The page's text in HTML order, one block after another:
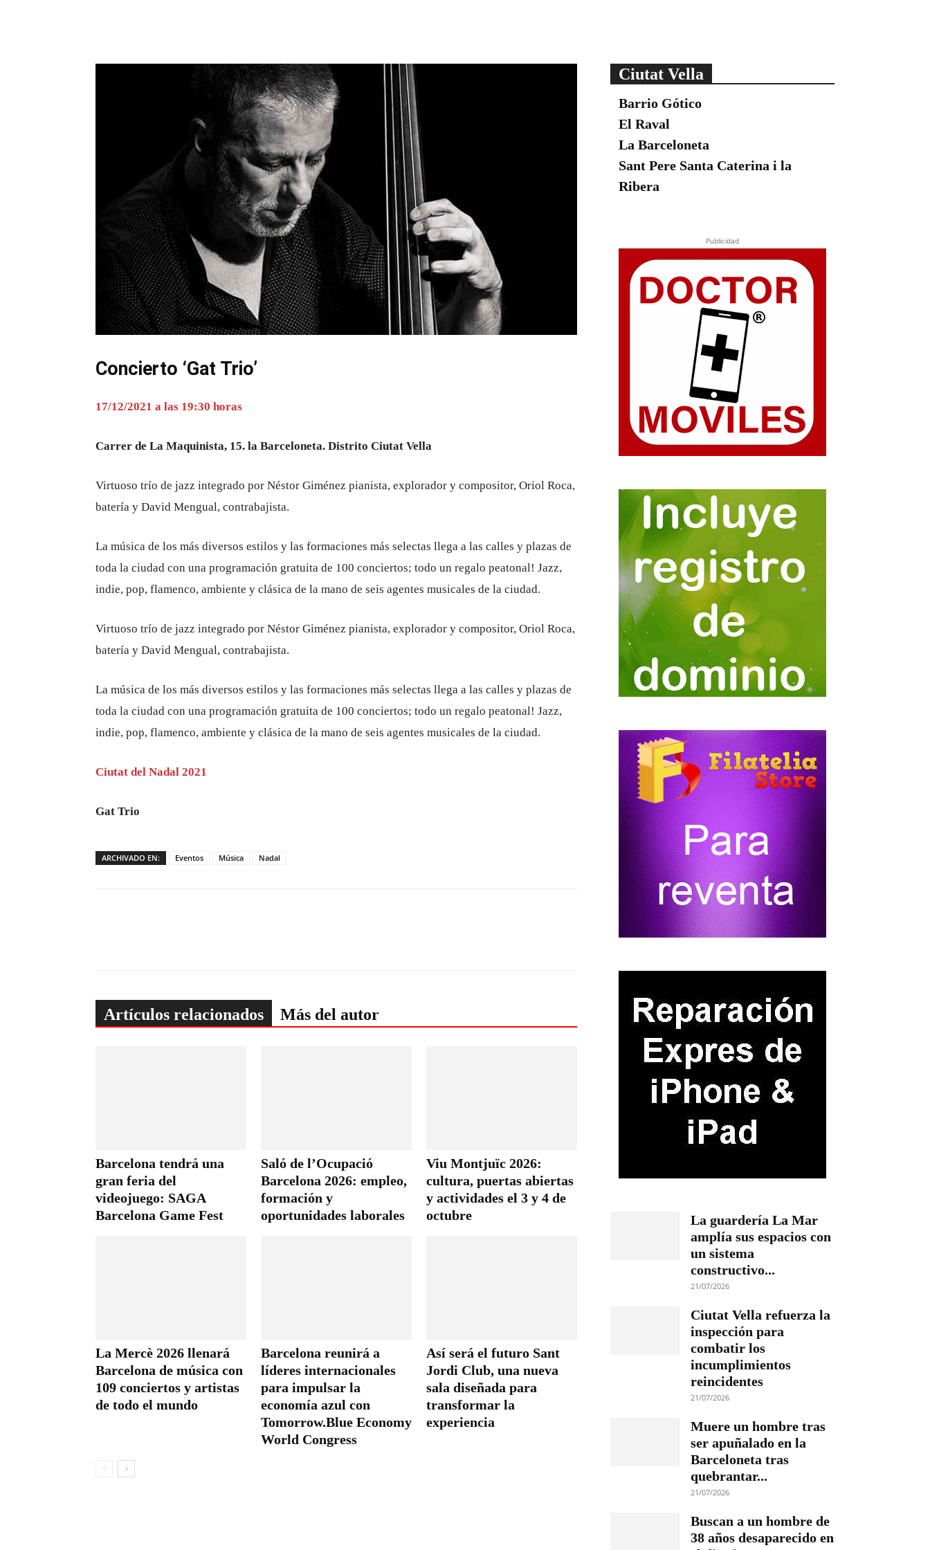
Concierto ‘Gat Trio’
17/12/2021 a las 19:30 horas
Carrer de La Maquinista, 15. la Barceloneta. Distrito Ciutat Vella
Virtuoso trío de jazz integrado por Néstor Giménez pianista, explorador y compositor, Oriol Roca,
batería y David Mengual, contrabajista.
La música de los más diversos estilos y las formaciones más selectas llega a las calles y plazas de
toda la ciudad con una programación gratuita de 100 conciertos; todo un regalo peatonal! Jazz,
indie, pop, flamenco, ambiente y clásica de la mano de seis agentes musicales de la ciudad.
Virtuoso trío de jazz integrado por Néstor Giménez pianista, explorador y compositor, Oriol Roca,
batería y David Mengual, contrabajista.
La música de los más diversos estilos y las formaciones más selectas llega a las calles y plazas de
toda la ciudad con una programación gratuita de 100 conciertos; todo un regalo peatonal! Jazz,
indie, pop, flamenco, ambiente y clásica de la mano de seis agentes musicales de la ciudad.
Ciutat del Nadal 2021
Gat Trio
ARCHIVADO EN: Eventos Música Nadal
Artículos relacionados Más del autor
Barcelona tendrá una
gran feria del
videojuego: SAGA
Barcelona Game Fest
Saló de l’Ocupació
Barcelona 2026: empleo,
formación y
oportunidades laborales
Viu Montjuïc 2026:
cultura, puertas abiertas
y actividades el 3 y 4 de
octubre
La Mercè 2026 llenará
Barcelona de música con
109 conciertos y artistas
de todo el mundo
Barcelona reunirá a
líderes internacionales
para impulsar la
economía azul con
Tomorrow.Blue Economy
World Congress
Así será el futuro Sant
Jordi Club, una nueva
sala diseñada para
transformar la
experiencia
Ciutat Vella
Barrio Gótico
El Raval
La Barceloneta
Sant Pere Santa Caterina i la
Ribera
Publicidad
La guardería La Mar
amplía sus espacios con
un sistema
constructivo...
21/07/2026
Ciutat Vella refuerza la
inspección para
combatir los
incumplimientos
reincidentes
21/07/2026
Muere un hombre tras
ser apuñalado en la
Barceloneta tras
quebrantar...
21/07/2026
Buscan a un hombre de
38 años desaparecido en